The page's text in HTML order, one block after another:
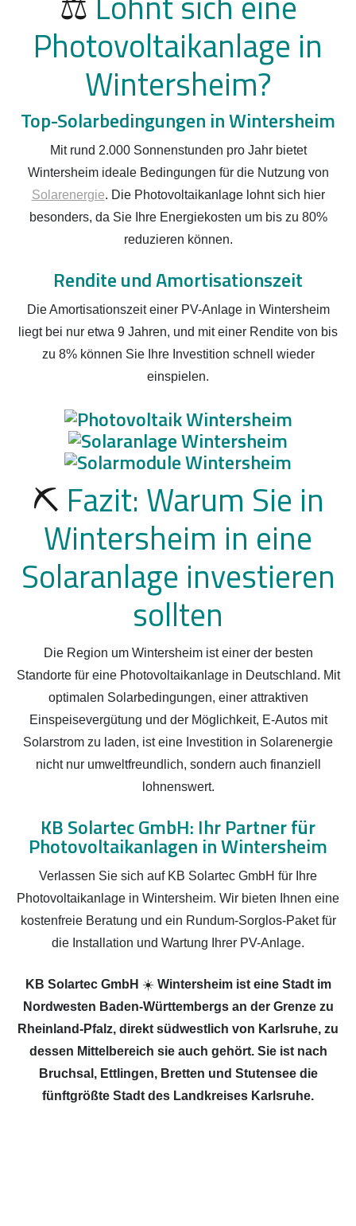
Photovoltaikanlage in
Wintersheim?
Top-Solarbedingungen in Wintersheim
Mit rund 2.000 Sonnenstunden pro Jahr bietet
Wintersheim ideale Bedingungen für die Nutzung von
Solarenergie. Die Photovoltaikanlage lohnt sich hier
besonders, da Sie Ihre Energiekosten um bis zu 80%
reduzieren können.
Rendite und Amortisationszeit
Die Amortisationszeit einer PV-Anlage in Wintersheim
liegt bei nur etwa 9 Jahren, und mit einer Rendite von bis
zu 8% können Sie Ihre Investition schnell wieder
einspielen.
⛏️ Fazit: Warum Sie in
Wintersheim in eine
Solaranlage investieren
sollten
Die Region um Wintersheim ist einer der besten
Standorte für eine Photovoltaikanlage in Deutschland. Mit
optimalen Solarbedingungen, einer attraktiven
Einspeisevergütung und der Möglichkeit, E-Autos mit
Solarstrom zu laden, ist eine Investition in Solarenergie
nicht nur umweltfreundlich, sondern auch finanziell
lohnenswert.
KB Solartec GmbH: Ihr Partner für
Photovoltaikanlagen in Wintersheim
Verlassen Sie sich auf KB Solartec GmbH für Ihre
Photovoltaikanlage in Wintersheim. Wir bieten Ihnen eine
kostenfreie Beratung und ein Rundum-Sorglos-Paket für
die Installation und Wartung Ihrer PV-Anlage.
KB Solartec GmbH ☀️ Wintersheim ist eine Stadt im
Nordwesten Baden-Württembergs an der Grenze zu
Rheinland-Pfalz, direkt südwestlich von Karlsruhe, zu
dessen Mittelbereich sie auch gehört. Sie ist nach
Bruchsal, Ettlingen, Bretten und Stutensee die
fünftgrößte Stadt des Landkreises Karlsruhe.